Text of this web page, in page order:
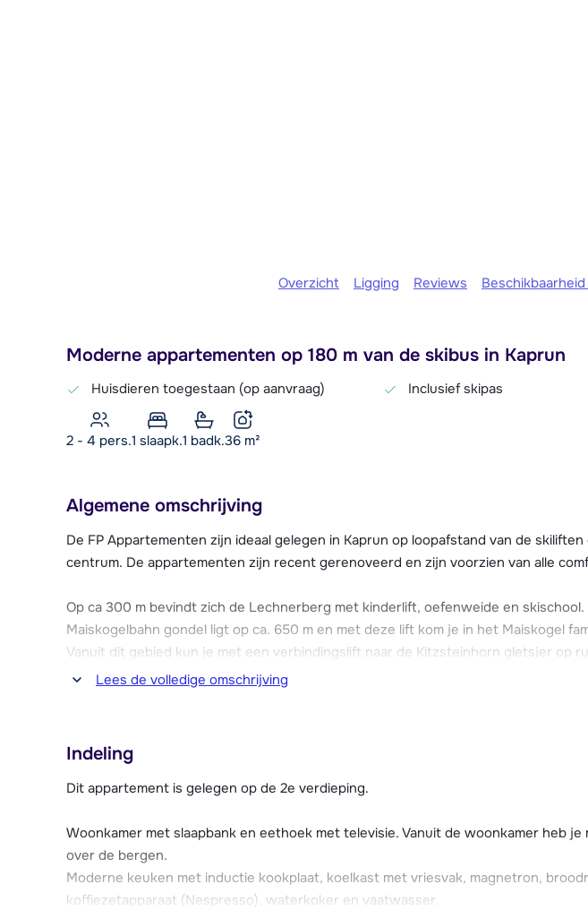
Overzicht Ligging Reviews
Moderne appartementen op 180 m van de skibus in Kaprun
Huisdieren toegestaan (op aanvraag) Inclusief skipas
2 - 4 pers.1 slaapk.1 badk.36 m²
Algemene omschrijving
De FP Appartementen zijn ideaal gelegen in Kaprun op loopafstand van de
centrum. De appartementen zijn recent gerenoveerd en zijn voorzien van alle
Op ca 300 m bevindt zich de Lechnerberg met kinderlift, oefenweide en skischool.
Maiskogelbahn gondel ligt op ca. 650 m en met deze lift kom je in het Maiskogel
Vanuit dit gebied kun je met een verbindingslift naar de Kitzsteinhorn gletsjer op
hoogte! Ook kun je nog het skigebied van Zell am See verkennen, de Areitxpress
zich op ca. 180 m.
verschillende winkels en restaurants. Daarnaast zijn er een paar gezellige après-
Kaprun is ook een rodelbaan en een wellnesscentrum.
De FP Appartementen beschikken over een skiberging met skischoendrogers, een
Lees de volledige omschrijving
Indeling
Dit appartement is gelegen op de 2e verdieping.
Woonkamer met slaapbank en eethoek met televisie. Vanuit de woonkamer heb je
over de bergen.
Moderne keuken met inductie kookplaat, koelkast met vriesvak, magnetron,
koffiezetapparaat (Nespresso), waterkoker en vaatwasser.